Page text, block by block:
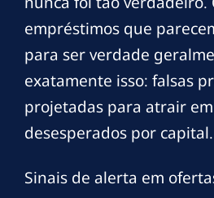
empréstimos que
para ser verdade
exatamente isso: falsas
projetadas para atrair
desesperados por capital.
Sinais de alerta em